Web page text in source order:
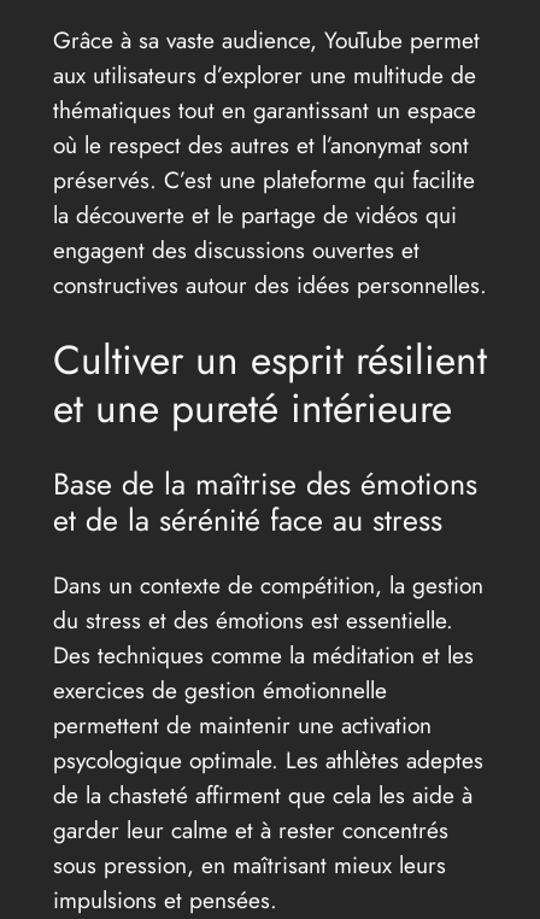
Grâce à sa vaste audience, YouTube permet
aux utilisateurs d’explorer une multitude de
thématiques tout en garantissant un espace
où le respect des autres et l’anonymat sont
préservés. C’est une plateforme qui facilite
la découverte et le partage de vidéos qui
engagent des discussions ouvertes et
constructives autour des idées personnelles.
Cultiver un esprit résilient
et une pureté intérieure
Base de la maîtrise des émotions
et de la sérénité face au stress
Dans un contexte de compétition, la gestion
du stress et des émotions est essentielle.
Des techniques comme la méditation et les
exercices de gestion émotionnelle
permettent de maintenir une activation
psycologique optimale. Les athlètes adeptes
de la chasteté affirment que cela les aide à
garder leur calme et à rester concentrés
sous pression, en maîtrisant mieux leurs
impulsions et pensées.